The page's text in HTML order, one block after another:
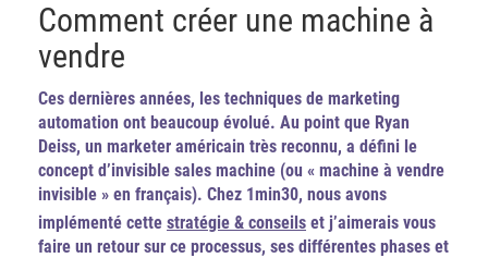
Comment créer une machine à
vendre
Ces dernières années, les techniques de marketing
automation ont beaucoup évolué. Au point que Ryan
Deiss, un marketer américain très reconnu, a défini le
concept d’invisible sales machine (ou « machine à vendre
invisible » en français). Chez 1min30, nous avons
implémenté cette stratégie & conseils et j’aimerais vous
faire un retour sur ce processus, ses différentes phases et